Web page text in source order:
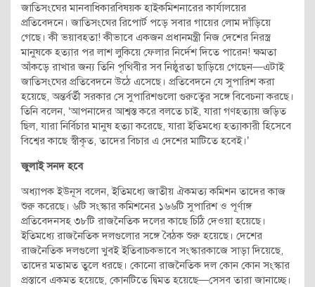
জাতিসংঘের মানবাধিকারবিষয়ক হাইকমিশনারের কার্যালয়ের
প্রতিবেদনে। জাতিসংঘের রিপোর্ট পড়ে সবার গায়ের লোম দাঁড়িয়ে
গেছে। কী ভয়াবহতা! কীভাবে একজন প্রধানমন্ত্রী নিজ দেশের নিরস্ত্র
মানুষকে হত্যার পর লাশ লুকিয়ে ফেলার নির্দেশ দিতে পারেন! ক্ষমতা
আঁকড়ে রাখার জন্য তিনি পৃথিবীর সব নিষ্ঠুরতা ছাড়িয়ে গেছেন—এটাই
জাতিসংঘের প্রতিবেদনে উঠে এসেছে। প্রতিবেদনে যে সুপারিশ করা
হয়েছে, অন্তর্বর্তী সরকার সে সুপারিশগুলো গুরুত্বের সঙ্গে বিবেচনা করছে।
তিনি বলেন, ‘আপনাদের আশ্বস্ত করে বলতে চাই, যারা গণহত্যায় জড়িত
ছিল, যারা নির্বিচার মানুষ হত্যা করেছে, যারা ইতিমধ্যে হত্যাকারী হিসেবে
বিশ্বের কাছে স্বীকৃত, তাদের বিচার এ দেশের মাটিতে হবেই।’
জুলাই সনদ হবে
অধ্যাপক ইউনূস বলেন, ইতিমধ্যে জাতীয় ঐকমত্য কমিশন তাদের কাজ
শুরু করেছে। ৬টি সংস্কার কমিশনের ১৬৬টি সুপারিশ ও পূর্ণাঙ্গ
প্রতিবেদনসহ ৩৮টি রাজনৈতিক দলের কাছে চিঠি দেওয়া হয়েছে।
ইতিমধ্যে রাজনৈতিক দলগুলোর সঙ্গে বৈঠক শুরু হয়েছে। দেশের
রাজনৈতিক দলগুলো খুবই ইতিবাচকভাবে সংস্কারকাজে সাড়া দিয়েছে,
তাদের মতামত তুলে ধরছে। কোনো রাজনৈতিক দল কোন কোন সংস্কার
প্রস্তাবে একমত হয়েছে, কোনটিতে দ্বিমত হয়েছে—সেসব তারা জানাচ্ছে।